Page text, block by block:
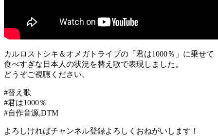
カルロストシキ＆オメガトライブの「君は1000％」に乗せて
食べすぎな日本人の状況を替え歌で表現しました。
どうぞご視聴ください。
#替え歌
#君は1000％
#自作音源,DTM
よろしければチャンネル登録よろしくおねがいします！